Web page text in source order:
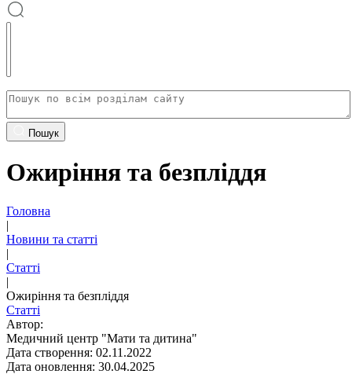
Пошук
Ожиріння та безпліддя
Головна
|
Новини та статті
|
Статті
|
Ожиріння та безпліддя
Статті
Автор:
Медичний центр "Мати та дитина"
Дата створення: 02.11.2022
Дата оновлення: 30.04.2025